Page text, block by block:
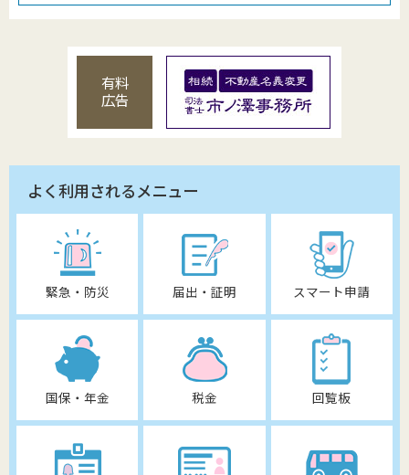
有料
広告
よく利用されるメニュー
緊急・防災 届出・証明 スマート申請
国保・年金 税金 回覧板